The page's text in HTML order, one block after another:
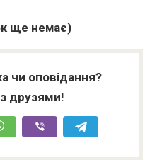
ще немає)
чи оповідання?
друзями!